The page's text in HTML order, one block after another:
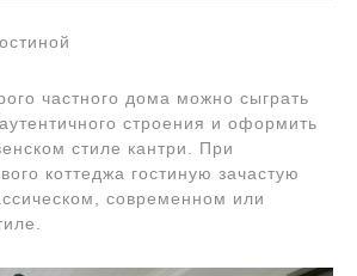
частного дома можно сыграть
строения и оформить
стиле кантри. При
коттеджа гостиную зачастую
современном или